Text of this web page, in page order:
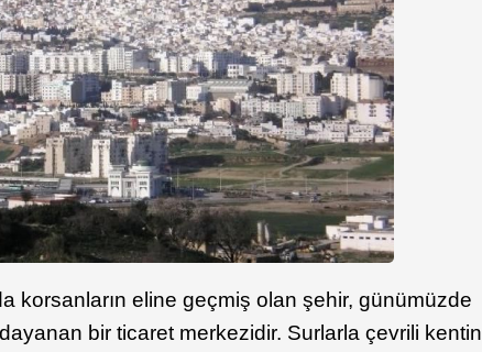
korsanların eline geçmiş olan şehir, günümüzde
bir ticaret merkezidir. Surlarla çevrili kentin